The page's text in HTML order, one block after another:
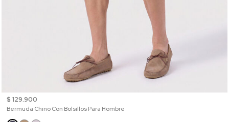
$ 129.900
Bermuda Chino Con Bolsillos Para Hombre